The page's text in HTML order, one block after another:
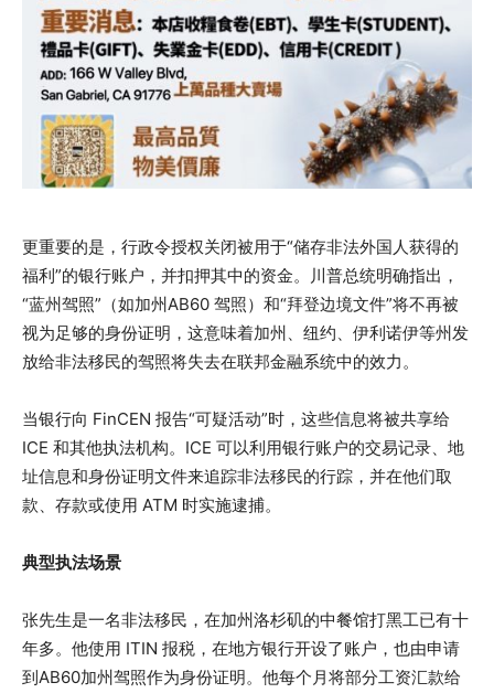
更重要的是，行政令授权关闭被用于“储存非法外国人获得的
福利”的银行账户，并扣押其中的资金。川普总统明确指出，
“蓝州驾照”（如加州AB60 驾照）和“拜登边境文件”将不再被
视为足够的身份证明，这意味着加州、纽约、伊利诺伊等州发
放给非法移民的驾照将失去在联邦金融系统中的效力。
当银行向 FinCEN 报告“可疑活动”时，这些信息将被共享给
ICE 和其他执法机构。ICE 可以利用银行账户的交易记录、地
址信息和身份证明文件来追踪非法移民的行踪，并在他们取
款、存款或使用 ATM 时实施逮捕。
典型执法场景
张先生是一名非法移民，在加州洛杉矶的中餐馆打黑工已有十
年多。他使用 ITIN 报税，在地方银行开设了账户，也由申请
到AB60加州驾照作为身份证明。他每个月将部分工资汇款给